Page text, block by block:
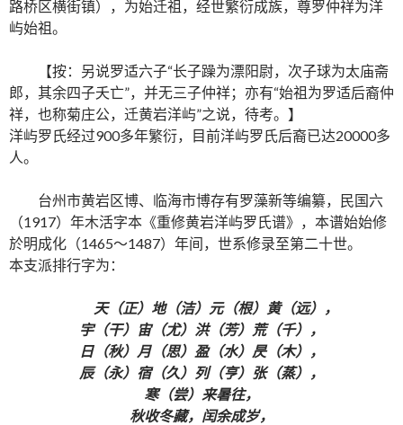
路桥区横街镇），为始迁祖，经世繁衍成族，尊罗仲祥为洋
屿始祖。
【按：另说罗适六子“长子躁为漂阳尉，次子球为太庙斋
郎，其余四子夭亡”，并无三子仲祥；亦有“始祖为罗适后裔仲
祥，也称菊庄公，迁黄岩洋屿”之说，待考。】
洋屿罗氏经过900多年繁衍，目前洋屿罗氏后裔已达20000多
人。
台州市黄岩区博、临海市博存有罗藻新等编纂，民国六
（1917）年木活字本《重修黄岩洋屿罗氏谱》，本谱始始修
於明成化（1465～1487）年间，世系修录至第二十世。
本支派排行字为：
天（正）地（洁）元（根）黄（远），
宇（干）宙（尤）洪（芳）荒（千），
日（秋）月（思）盈（水）昃（木），
辰（永）宿（久）列（亨）张（蒸），
寒（尝）来暑往，
秋收冬藏，闰余成岁，